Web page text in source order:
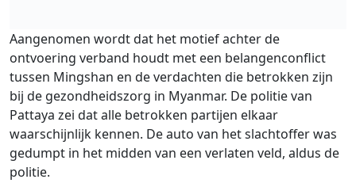
Aangenomen wordt dat het motief achter de
ontvoering verband houdt met een belangenconflict
tussen Mingshan en de verdachten die betrokken zijn
bij de gezondheidszorg in Myanmar. De politie van
Pattaya zei dat alle betrokken partijen elkaar
waarschijnlijk kennen. De auto van het slachtoffer was
gedumpt in het midden van een verlaten veld, aldus de
politie.